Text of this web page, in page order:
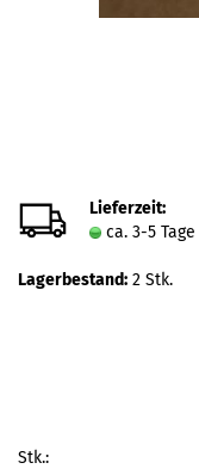
Lieferzeit:
ca. 3-5 Tage
Lagerbestand: 2 Stk.
Stk.: